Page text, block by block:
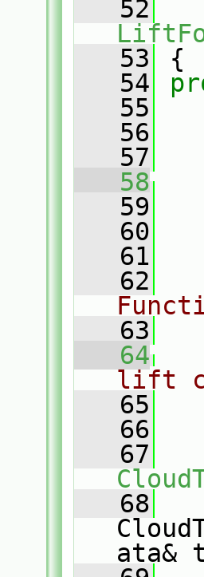
   52
   53
{
   54
   55
   56
   57
   58
   59
   60
   61
   62
   63
   64
lift
   65
   66
   67
   68
ata&